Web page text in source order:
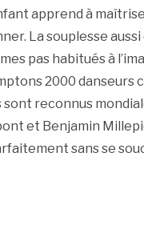
apprend à
La souplesse
pas habitués à
2000 danseurs
sont reconnus
et Benjamin
sans se